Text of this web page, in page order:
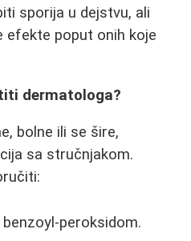
sporija u dejstvu, ali
efekte poput onih koje
dermatologa?
bolne ili se šire,
sa stručnjakom.
peroksidom.